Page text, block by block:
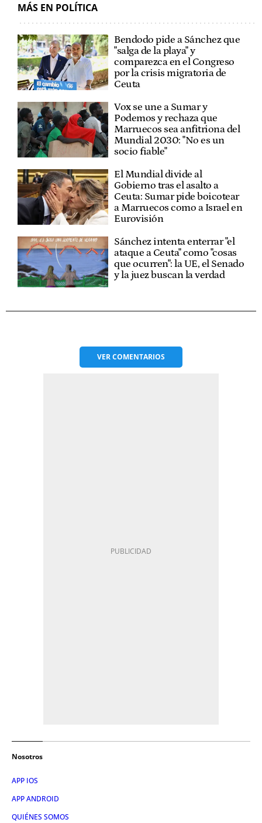
MÁS EN POLÍTICA
Bendodo pide a Sánchez que
"salga de la playa" y
comparezca en el Congreso
por la crisis migratoria de
Ceuta
Vox se une a Sumar y
Podemos y rechaza que
Marruecos sea anfitriona del
Mundial 2030: "No es un
socio fiable"
El Mundial divide al
Gobierno tras el asalto a
Ceuta: Sumar pide boicotear
a Marruecos como a Israel en
Eurovisión
Sánchez intenta enterrar "el
ataque a Ceuta" como "cosas
que ocurren": la UE, el Senado
y la juez buscan la verdad
VERCOMENTARIOS
Nosotros
APP IOS
APP ANDROID
QUIÉNES SOMOS